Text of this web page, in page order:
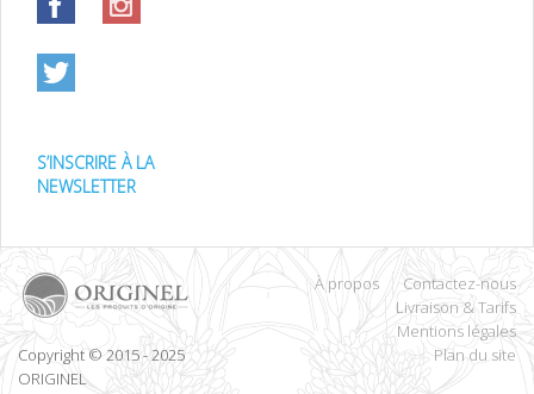
S’INSCRIRE À LA
NEWSLETTER
Copyright © 2015 - 2025
ORIGINEL
À propos
Contactez-nous
Livraison & Tarifs
Mentions légales
Plan du site